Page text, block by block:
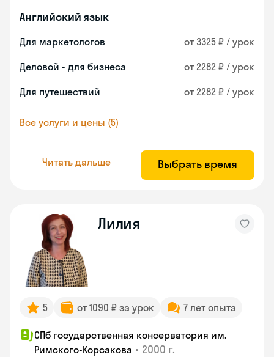
Английский язык
Для маркетологов от 3325 ₽ / урок
Деловой - для бизнеса от 2282 ₽ / урок
Для путешествий от 2282 ₽ / урок
Все услуги и цены (5)
Читать дальше Выбрать время
Лилия
5 от 1090 ₽ за урок 7 лет опыта
СПб государственная консерватория им.
Римского-Корсакова • 2000 г.